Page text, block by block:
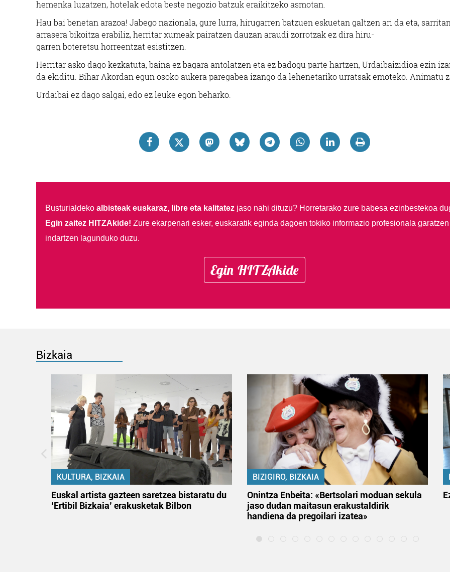
hemenka luzatzen, hotelak edota beste negozio batzuk eraikitzeko asmotan.
Hau bai benetan arazoa! Jabego nazionala, gure lurra, hirugarren batzuen eskuetan galtzen ari da eta,
arrasera bikoitza erabiliz, herritar xumeak pairatzen dauzan araudi zorrotzak ez dira hiru-
garren boteretsu horreentzat esistitzen.
Herritar asko dago kezkatuta, baina ez bagara antolatzen eta ez badogu parte hartzen, Urdaibaizidioa ezin
da ekiditu. Bihar Akordan egun osoko aukera paregabea izango da lehenetariko urratsak emoteko. Animatu
Urdaibai ez dago salgai, edo ez leuke egon beharko.
Busturialdeko albisteak euskaraz, libre eta kalitatezjaso nahi dituzu? Horretarako zure babesa ezinbestekoa
Egin zaitez HITZAkide! Zure ekarpenari esker, euskaratik eginda dagoen tokiko informazio profesionala garatzen
indartzen lagunduko duzu.
Egin HITZAkide
Bizkaia
KULTURA, BIZKAIA
Euskal artista gazteen saretzea bistaratu du
‘Ertibil Bizkaia’ erakusketak Bilbon
BIZIGIRO, BIZKAIA
Onintza Enbeita: «Bertsolari moduan sekula
jaso dudan maitasun erakustaldirik
handiena da pregoilari izatea»